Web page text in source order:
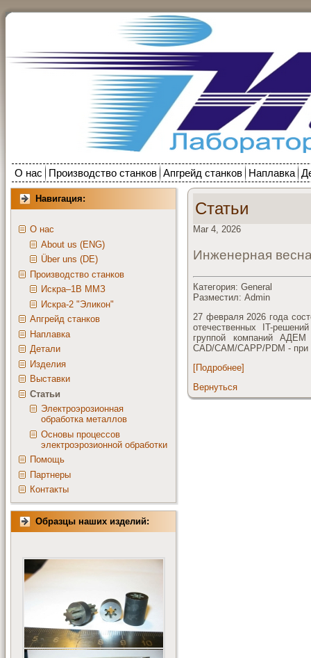
О нас Производство станков Апгрейд станков Наплавка
Навигация:
О нас
About us (ENG)
Über uns (DE)
Производство станков
Искра–1В ММЗ
Искра-2 "Эликон"
Апгрейд станков
Наплавка
Детали
Изделия
Выставки
Статьи
Электроэрозионная
обработка металлов
Основы процессов
электроэрозионной обработки
Помощь
Партнеры
Контакты
Образцы наших изделий:
Статьи
Mar 4, 2026
Инженерная
Категория: General
Разместил: Admin
27 февраля 2026 года
отечественных IT-
группой компаний АДЕМ
CAD/CAM/СAPP/PDM -
[Подробнее]
Вернуться